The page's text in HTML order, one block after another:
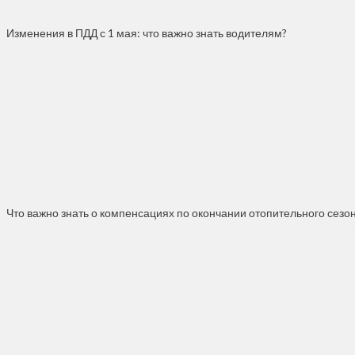
Изменения в ПДД с 1 мая: что важно знать водителям?
Что важно знать о компенсациях по окончании отопительного